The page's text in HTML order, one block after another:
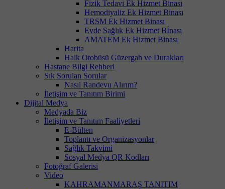
Fizik Tedavi Ek Hizmet Binası
Hemodiyaliz Ek Hizmet Binası
TRSM Ek Hizmet Binası
Evde Sağlık Ek Hizmet Bİnası
AMATEM Ek Hizmet Binası
Harita
Halk Otobüsü Güzergah ve Durakları
Hastane Bilgi Rehberi
Sık Sorulan Sorular
Nasıl Randevu Alırım?
İletişim ve Tanıtım Birimi
Dijital Medya
Medyada Biz
İletişim ve Tanıtım Faaliyetleri
E-Bülten
Toplantı ve Organizasyonlar
Sağlık Takvimi
Sosyal Medya QR Kodları
Fotoğraf Galerisi
Video
KAHRAMANMARAŞ TANITIM